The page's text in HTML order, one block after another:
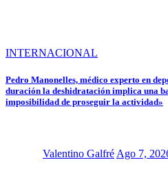
INTERNACIONAL
Pedro Manonelles, médico experto en
duración la deshidratación implica una
imposibilidad de proseguir la actividad»
Valentino Galfré Ago 7,